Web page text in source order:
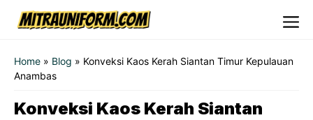
Skip
Home » Blog » Konveksi Kaos Kerah Siantan Timur Kepulauan
Anambas
Konveksi Kaos Kerah Siantan